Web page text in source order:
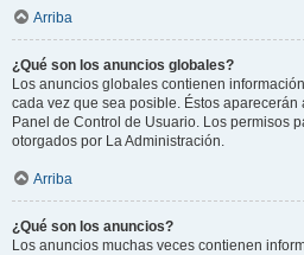
Arriba
¿Qué son los anuncios globales?
Los anuncios globales contienen
cada vez que sea posible. Éstos aparecerán
Panel de Control de Usuario. Los permisos
otorgados por La Administración.
Arriba
¿Qué son los anuncios?
Los anuncios muchas veces contienen